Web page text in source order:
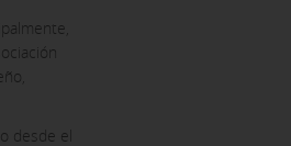
desde el